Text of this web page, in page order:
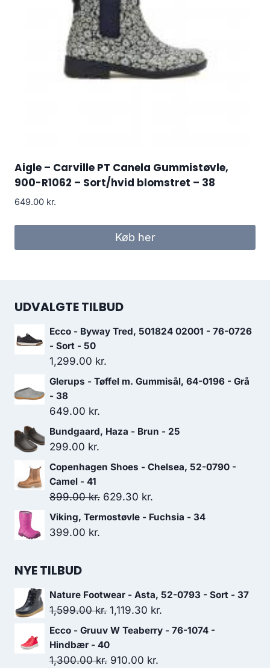
Aigle – Carville PT Canela Gummistøvle,
900-R1062 – Sort/hvid blomstret – 38
649.00 kr.
Køb her
UDVALGTE TILBUD
Ecco - Byway Tred, 501824 02001 - 76-0726
- Sort - 50
1,299.00 kr.
Glerups - Tøffel m. Gummisål, 64-0196 - Grå
- 38
649.00 kr.
Bundgaard, Haza - Brun - 25
299.00 kr.
Copenhagen Shoes - Chelsea, 52-0790 -
Camel - 41
899.00kr. Den
oprindelige
629.30 kr.
aktuelle
Viking, Termostøvle - Fuchsia - 34
399.00 kr.
NYE TILBUD
Nature Footwear - Asta, 52-0793 - Sort - 37
1,599.00kr. Den
oprindelige
pris
var:
1,119.30 kr.
aktuelle
Ecco - Gruuv W Teaberry - 76-1074 -
Hindbær - 40
1,300.00kr. Den
910.00 kr.